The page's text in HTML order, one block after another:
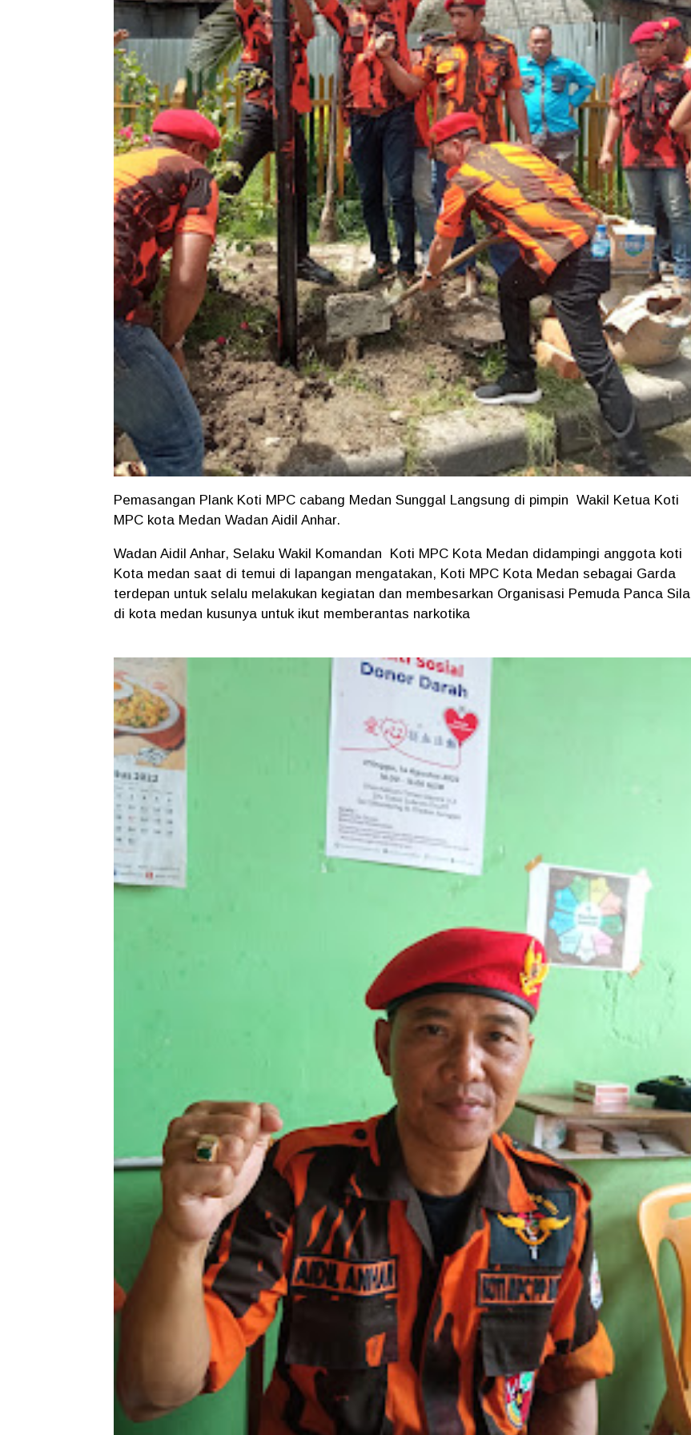
Pemasangan Plank Koti MPC cabang Medan Sunggal Langsung di pimpin Wakil Ketua Koti
MPC kota Medan Wadan Aidil Anhar.
Wadan Aidil Anhar, Selaku Wakil Komandan Koti MPC Kota Medan didampingi anggota koti
Kota medan saat di temui di lapangan mengatakan, Koti MPC Kota Medan sebagai Garda
terdepan untuk selalu melakukan kegiatan dan membesarkan Organisasi Pemuda Panca Sila
di kota medan kusunya untuk ikut memberantas narkotika